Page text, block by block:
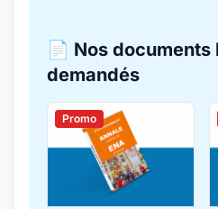
📄 Nos documents
demandés
Promo